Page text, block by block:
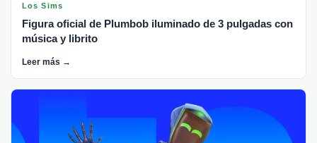
Los Sims
Figura oficial de Plumbob iluminado de 3 pulgadas con
música y librito
Leer más →